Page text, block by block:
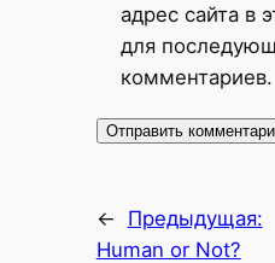
адрес сайта в
для
комментариев.
←
Предыдущая:
Human or Not?